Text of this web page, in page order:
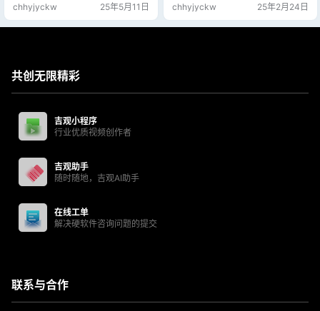
系统或数据。 硬盘分区管理 支持硬
盘分区调整、创建、删除等操作。
提供分区表修复功能，解决常见分
等。 密码重置…
chhyjyckw 25年5月11日
具，并结合IT天空数款自研软件，有
效提高系统安装效率。U盘PE所在
分区于系统下自动隐藏，PE区与数
chhyjyckw 25年2月24日
共创无限精彩
吉观小程序
行业优质视频创作者
吉观助手
随时随地，吉观AI助手
在线工单
解决硬软件咨询问题的提交
联系与合作